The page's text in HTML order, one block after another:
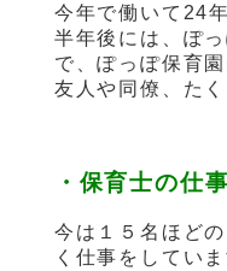
今年で働いて24
半年後には、ぽ
で、ぽっぽ保育
友人や同僚、た
・保育士の仕事
今は１５名ほど
く仕事をしてい